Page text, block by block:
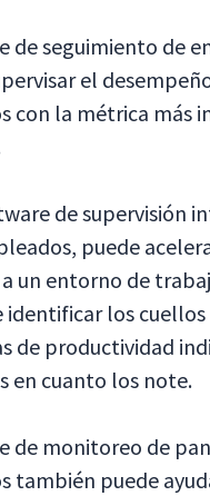
de seguimiento de
el
con la métrica más
de supervisión
puede
un entorno de
identificar los
de productividad
en cuanto los note.
de monitoreo de
también puede